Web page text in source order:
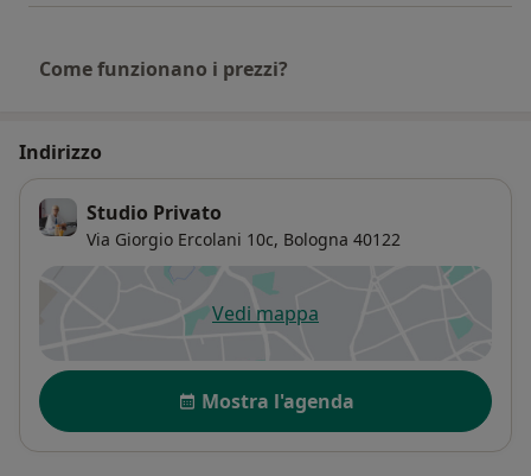
E’ molto utile per il lavoro psicologico anche
terapeutiche attraverso i simboli del profondo.
Come funzionano i prezzi?
Indirizzo
Studio Privato
Via Giorgio Ercolani 10c, Bologna 40122
Vedi mappasi apre in una nuova scheda
Disponibilità
Mostra l'agenda